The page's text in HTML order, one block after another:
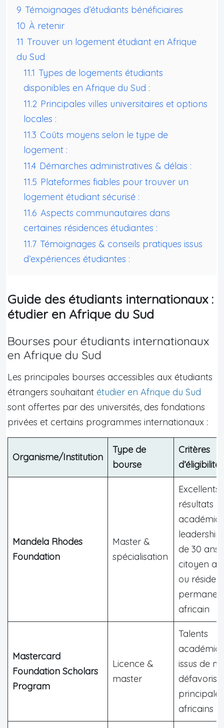
9 Témoignages d’étudiants bénéficiaires
10 À retenir
11 Trouver un logement étudiant en Afrique
du Sud
11.1 Types de logements étudiants
disponibles en Afrique du Sud :
11.2 Principales villes universitaires et options
locales :
11.3 Coûts moyens selon le type de
logement :
11.4 Démarches administratives & délais :
11.5 Plateformes fiables pour trouver un
logement étudiant sécurisé :
11.6 Aspects communautaires dans
certaines résidences étudiantes :
11.7 Témoignages & conseils pratiques issus
d’expériences étudiantes :
Guide des étudiants internationaux :
étudier en Afrique du Sud
Bourses pour étudiants internationaux
en Afrique du Sud
Les principales bourses accessibles aux étudiants
étrangers souhaitant étudier en Afrique du Sud
sont offertes par des universités, des fondations
privées et certains programmes internationaux :
Organisme/Institution
Type de
bourse
Critères
d’éligibilité
Mandela Rhodes
Foundation
Master &
spécialisation
Excellents
résultats
de 30 ans,
citoyen
ou résident
africain
Mastercard
Foundation Scholars
Program
Licence &
master
Talents
issus de
africains